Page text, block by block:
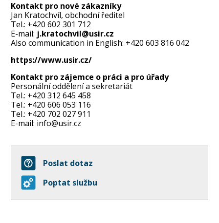
Kontakt pro nové zákazníky
Jan Kratochvíl, obchodní ředitel
Tel.: +420 602 301 712
E-mail: j.kratochvil@usir.cz
Also communication in English: +420 603 816 042
https://www.usir.cz/
Kontakt pro zájemce o práci a pro úřady
Personální oddělení a sekretariát
Tel.: +420 312 645 458
Tel.: +420 606 053 116
Tel.: +420 702 027 911
E-mail: info@usir.cz
Poslat dotaz
Poptat službu